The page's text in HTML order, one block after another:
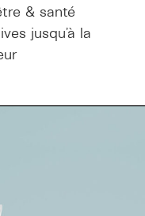
& santé
jusqu’à la